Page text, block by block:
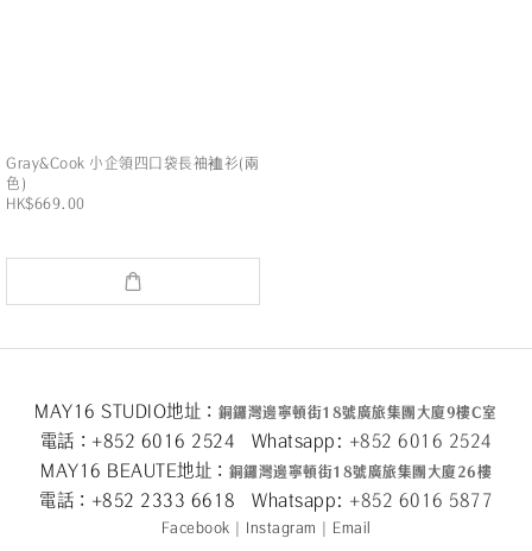
Gray&Cook 小企領四口袋長袖裇衫(兩
色)
HK$669.00
MAY16 STUDIO地址： 銅鑼灣邊寧頓街18號廣旅集團大廈9樓C室
電話：+852 6016 2524 Whatsapp: +852 6016 2524
MAY16 BEAUTE地址： 銅鑼灣邊寧頓街18號廣旅集團大廈26樓
電話：+852 2333 6618 Whatsapp: +852 6016 5877
Facebook Instagram Email